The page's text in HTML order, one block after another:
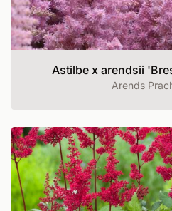
Astilbe x arendsii
Arends